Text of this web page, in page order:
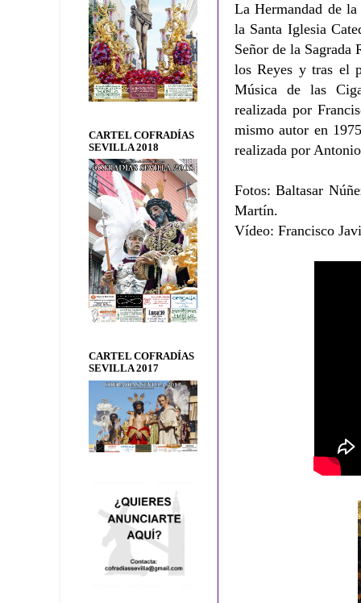
La Hermandad de
la Santa Iglesia
Señor de la
los Reyes y tras el
Música de las
realizada por
mismo autor en
realizada por
Fotos: Baltasar
Martín.
Vídeo: Francisco
CARTEL COFRADÍAS
SEVILLA 2018
CARTEL COFRADÍAS
SEVILLA 2017